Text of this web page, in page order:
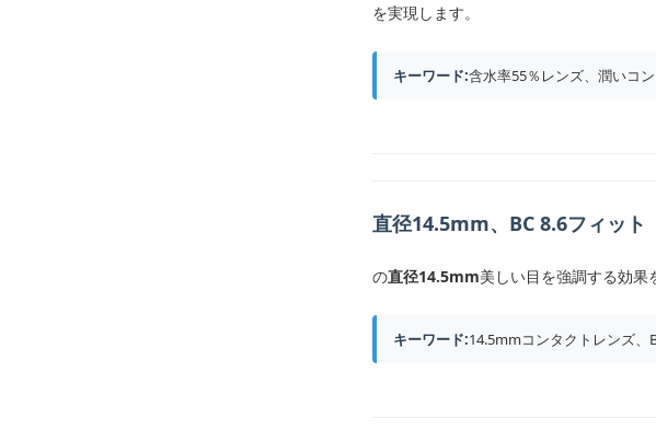
を実現します。
キーワード:含水率55％レンズ、潤いコ
直径14.5mm、BC 8.6フィット
の直径14.5mm美しい目を強調する効果
キーワード:14.5mmコンタクトレンズ、